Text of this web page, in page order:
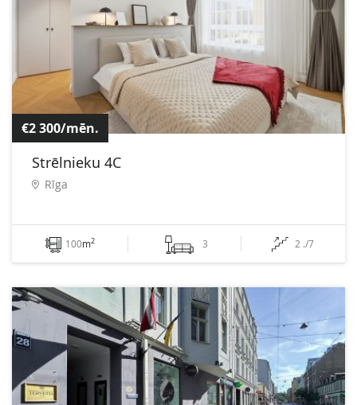
€2 300/mēn.
Strēlnieku 4C
Rīga
100m2 3 2 ./7